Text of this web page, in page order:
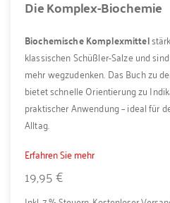
Die Komplex-Biochemie
Biochemische Komplexmittel
klassischen Schüßler-Salze und
mehr wegzudenken. Das Buch zu
bietet schnelle Orientierung zu
praktischer Anwendung – ideal für
Alltag.
Erfahren Sie mehr
19,95 €